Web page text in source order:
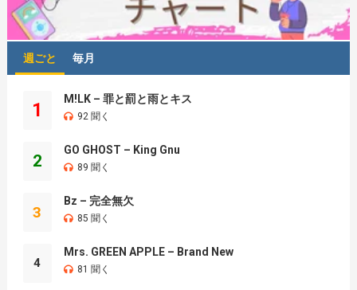
週ごと 毎月
1
M!LK – 罪と罰と雨とキス
92 聞く
2
GO GHOST – King Gnu
89 聞く
3
Bz – 完全無欠
85 聞く
4
Mrs. GREEN APPLE – Brand New
81 聞く